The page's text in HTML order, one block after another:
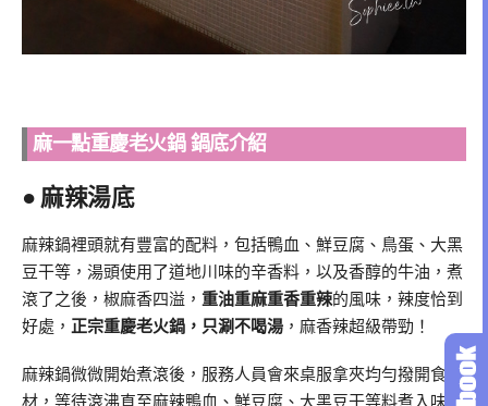
麻一點重慶老火鍋 鍋底介紹
● 麻辣湯底
麻辣鍋裡頭就有豐富的配料，包括鴨血、鮮豆腐、鳥蛋、大黑
豆干等，湯頭使用了道地川味的辛香料，以及香醇的牛油，煮
滾了之後，椒麻香四溢， 重油重麻重香重辣的風味，辣度恰到
好處， 正宗重慶老火鍋，只涮不喝湯 ，麻香辣超級帶勁！
麻辣鍋微微開始煮滾後，服務人員會來桌服拿夾均勻撥開食
材，等待滾沸直至麻辣鴨血、鮮豆腐、大黑豆干等料煮入味。